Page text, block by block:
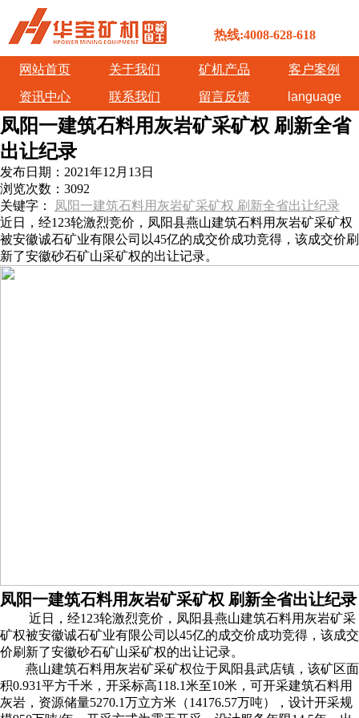
热线:4008-628-618
网站首页 关于我们 矿机产品
客户案例
资讯中心
联系我们 留言反馈 language
凤阳一建筑石料用灰岩矿采矿权 刷新全省
出让纪录
发布日期： 2021年12月13日
浏览次数： 3092
关键字：
凤阳一建筑石料用灰岩矿采矿权 刷新全省出让纪录
近日，经123轮激烈竞价，凤阳县燕山建筑石料用灰岩矿采矿权
被安徽诚石矿业有限公司以45亿的成交价成功竞得，该成交价刷
新了安徽砂石矿山采矿权的出让记录。
凤阳一建筑石料用灰岩矿采矿权 刷新全省出让纪录
近日，经123轮激烈竞价，凤阳县燕山建筑石料用灰岩矿采
矿权被安徽诚石矿业有限公司以45亿的成交价成功竞得，该成交
价刷新了安徽砂石矿山采矿权的出让记录。
燕山建筑石料用灰岩矿采矿权位于凤阳县武店镇，该矿区面
积0.931平方千米，开采标高118.1米至10米，可开采建筑石料用
灰岩，资源储量5270.1万立方米（14176.57万吨），设计开采规